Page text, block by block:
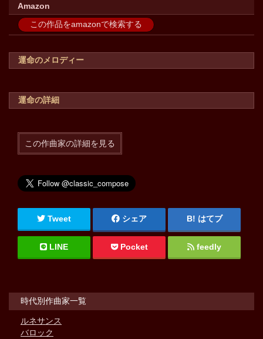
Amazon
この作品をamazonで検索する
運命のメロディー
運命の詳細
この作曲家の詳細を見る
Tweet シェア はてブ
LINE Pocket feedly
時代別作曲家一覧
ルネサンス
バロック